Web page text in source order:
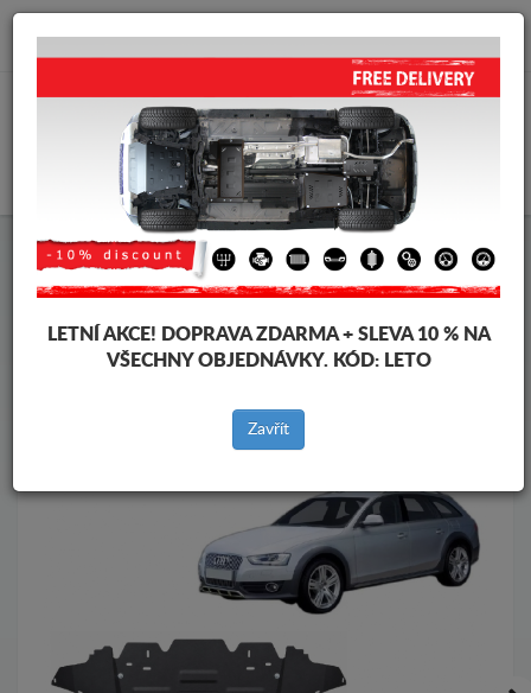
info@krytpodmotor.com
Kryt pod motor Audi Kryt pod motor Audi Allroad
vozidel
Značky vozidel
Zpět na produkty
LETNÍ AKCE! DOPRAVA ZDARMA + SLEVA 10 % NA
VŠECHNY OBJEDNÁVKY. KÓD: LETO
Zavřít